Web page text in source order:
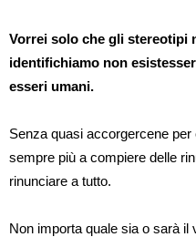
Vorrei solo che gli stereotipi
identifichiamo non
esseri umani.
Senza quasi accorgercene
sempre più a compiere delle
rinunciare a tutto.
Non importa quale sia o sarà